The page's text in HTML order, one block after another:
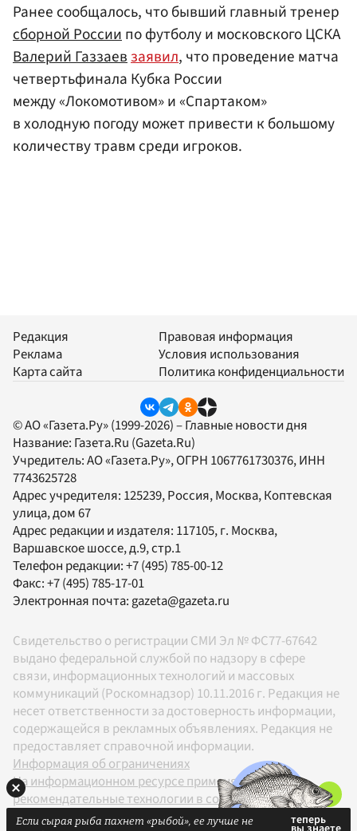
Ранее сообщалось, что бывший главный тренер
сборной Россиипо футболу и московского ЦСКА
Валерий Газзаевзаявил, что проведение матча
четвертьфинала Кубка России
между «Локомотивом» и «Спартаком»
в холодную погоду может привести к большому
количеству травм среди игроков.
Редакция
Реклама
Карта сайта
Правовая информация
Условия использования
Политика конфиденциальности
© АО «Газета.Ру» (1999-2026) – Главные новости дня
Название: Газета.Ru (Gazeta.Ru)
Учредитель:АО «Газета.Ру», ОГРН 1067761730376, ИНН
7743625728
Адрес учредителя: 125239, Россия, Москва, Коптевская
улица, дом 67
Адрес редакции и издателя: 117105, г. Москва,
Варшавское шоссе, д.9, стр.1
Телефон редакции:+7 (495) 785-00-12
Факс:+7 (495) 785-17-01
Электронная почта: gazeta@gazeta.ru
Свидетельство о регистрации СМИ Эл № ФС77-67642
выдано федеральной службой по надзору в сфере
связи, информационных технологий и массовых
коммуникаций (Роскомнадзор) 10.11.2016 г. Редакция не
несет ответственности за достоверность информации,
содержащейся в рекламных объявлениях. Редакция не
предоставляет справочной информации.
Информация об ограничениях
На информационном ресурсе применяются
рекомендательные технологии в соответствии с
Правилами
Если сырая рыба пахнет «рыбой», ее лучше не